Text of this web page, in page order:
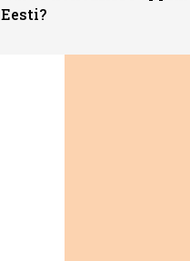
Eesti?